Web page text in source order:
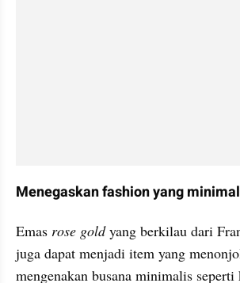
Menegaskan fashion yang
Emas rose gold yang berkilau dari
juga dapat menjadi item yang
mengenakan busana minimalis seperti